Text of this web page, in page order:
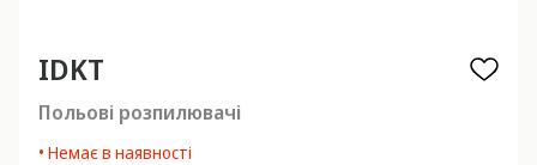
IDKT
Польові розпилювачі
• Немає в наявності